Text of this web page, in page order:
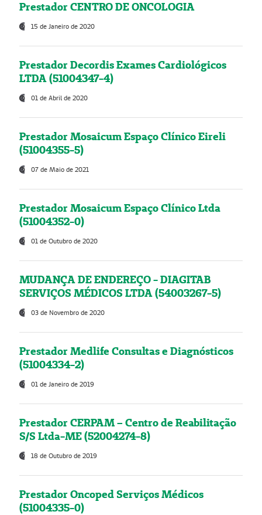
Prestador CENTRO DE ONCOLOGIA
15 de Janeiro de 2020
Prestador Decordis Exames Cardiológicos
LTDA (51004347-4)
01 de Abril de 2020
Prestador Mosaicum Espaço Clínico Eireli
(51004355-5)
07 de Maio de 2021
Prestador Mosaicum Espaço Clínico Ltda
(51004352-0)
01 de Outubro de 2020
MUDANÇA DE ENDEREÇO - DIAGITAB
SERVIÇOS MÉDICOS LTDA (54003267-5)
03 de Novembro de 2020
Prestador Medlife Consultas e Diagnósticos
(51004334-2)
01 de Janeiro de 2019
Prestador CERPAM – Centro de Reabilitação
S/S Ltda-ME (52004274-8)
18 de Outubro de 2019
Prestador Oncoped Serviços Médicos
(51004335-0)